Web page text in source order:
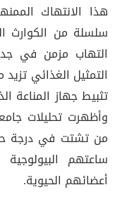
هذا الانتهاك
سلسلة من الكوارث
التهاب مزمن في
التمثيل الغذائي
تثبيط جهاز المناعة
وأظهرت تحليلات
من تشتت في درجة
ساعتهم
أعضائهم الحيوية.